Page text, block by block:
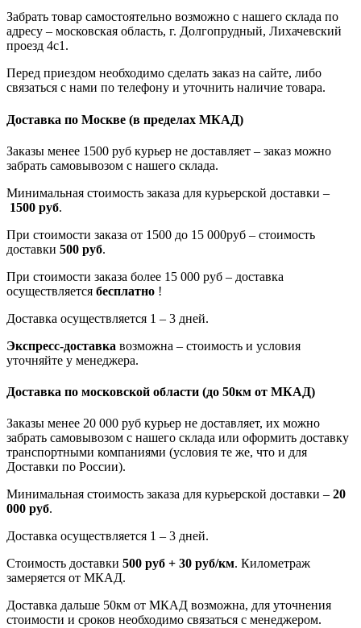
Забрать товар самостоятельно возможно с нашего склада по
адресу – московская область, г. Долгопрудный, Лихачевский
проезд 4с1.
Перед приездом необходимо сделать заказ на сайте, либо
связаться с нами по телефону и уточнить наличие товара.
Доставка по Москве (в пределах МКАД)
Заказы менее 1500 руб курьер не доставляет – заказ можно
забрать самовывозом с нашего склада.
Минимальная стоимость заказа для курьерской доставки –
1500 руб.
При стоимости заказа от 1500 до 15 000руб – стоимость
доставки 500 руб.
При стоимости заказа более 15 000 руб – доставка
осуществляется бесплатно !
Доставка осуществляется 1 – 3 дней.
Экспресс-доставка возможна – стоимость и условия
уточняйте у менеджера.
Доставка по московской области (до 50км от МКАД)
Заказы менее 20 000 руб курьер не доставляет, их можно
забрать самовывозом с нашего склада или оформить доставку
транспортными компаниями (условия те же, что и для
Доставки по России).
Минимальная стоимость заказа для курьерской доставки – 20
000 руб.
Доставка осуществляется 1 – 3 дней.
Стоимость доставки 500 руб + 30 руб/км. Километраж
замеряется от МКАД.
Доставка дальше 50км от МКАД возможна, для уточнения
стоимости и сроков необходимо связаться с менеджером.